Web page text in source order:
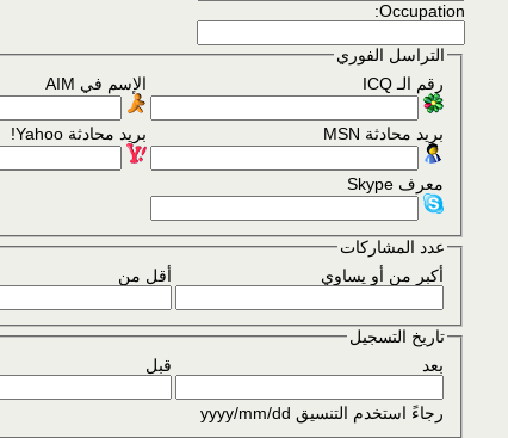
Occupation:
التراسل الفوري
رقم الـ ICQ
الإسم في AIM
بريد محادثة MSN بريد محادثة Yahoo!
معرف Skype
عدد المشاركات
أكبر من أو يساوي
أقل من
تاريخ التسجيل
بعد
قبل
رجاءً استخدم التنسيق yyyy/mm/dd